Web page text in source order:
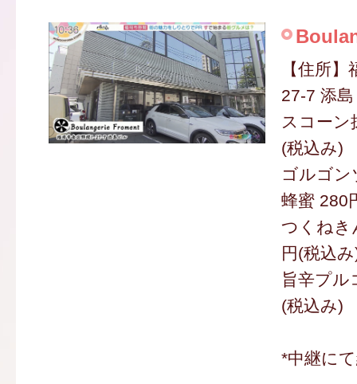
【住所
27-7 添
スコーン
(税込み)
ゴルゴ
蜂蜜 280
つくねき
円(税込
旨辛プル
(税込み)
*中継に